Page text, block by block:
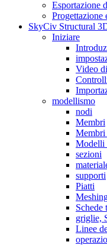
Esportazione
Progettazione
SkyCiv Structural
Iniziare
Video
modellismo
nodi
Membri
Modelli
sezioni
supporti
Piatti
Schede
griglie,
Linee